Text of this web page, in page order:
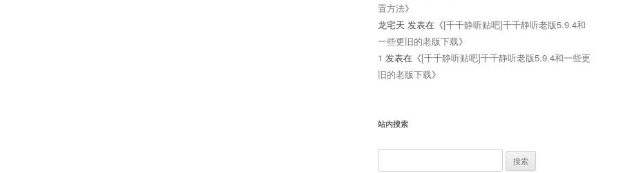
置方法》
龙宅天 发表在《[千千静听贴吧]千千静听老版5.9.4和
一些更旧的老版下载》
1 发表在《[千千静听贴吧]千千静听老版5.9.4和一些更
旧的老版下载》
站内搜索